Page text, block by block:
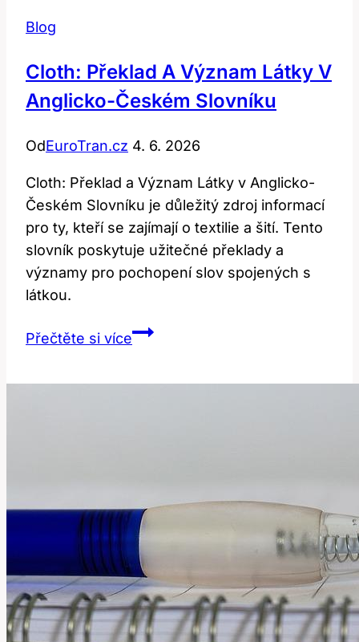
Blog
Cloth: Překlad A Význam Látky V
Anglicko-Českém Slovníku
OdEuroTran.cz 4. 6. 2026
Cloth: Překlad a Význam Látky v Anglicko-
Českém Slovníku je důležitý zdroj informací
pro ty, kteří se zajímají o textilie a šití. Tento
slovník poskytuje užitečné překlady a
významy pro pochopení slov spojených s
látkou.
Přečtěte si víceCloth:
Slovníku